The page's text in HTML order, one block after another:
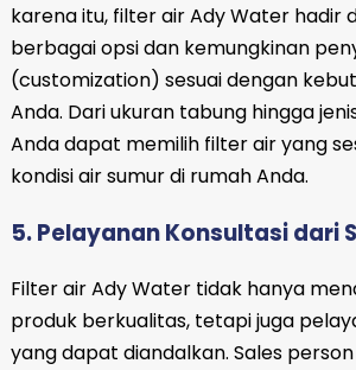
karena itu, filter air Ady Water hadir
berbagai opsi dan kemungkinan
(customization) sesuai dengan
Anda. Dari ukuran tabung hingga
Anda dapat memilih filter air yang
kondisi air sumur di rumah Anda.
5. Pelayanan Konsultasi dari
Filter air Ady Water tidak hanya
produk berkualitas, tetapi juga
yang dapat diandalkan. Sales